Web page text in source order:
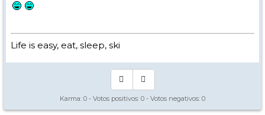
Life is easy, eat, sleep, ski
Karma: 0 - Votos positivos: 0 - Votos negativos: 0